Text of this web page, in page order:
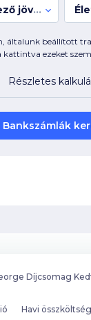
Számlára érkező jövedelem:
általunk beállított
kattintva ezeket
Részletes
Bankszámlák
Díjcsomag
Havi összköltség